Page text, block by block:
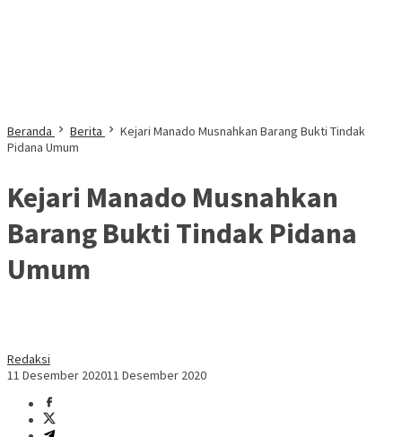
Beranda Berita
Kejari Manado Musnahkan Barang Bukti Tindak
Pidana Umum
Kejari Manado Musnahkan
Barang Bukti Tindak Pidana
Umum
Redaksi
11 Desember 202011 Desember 2020